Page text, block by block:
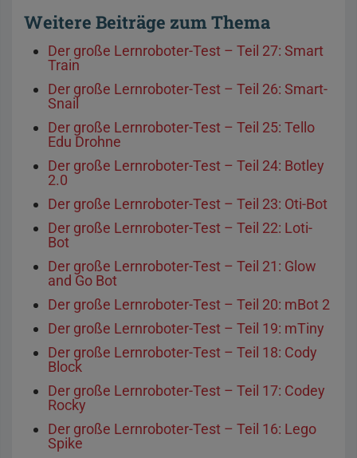
Weitere Beiträge zum Thema
Der große Lernroboter-Test – Teil 27: Smart
Train
Der große Lernroboter-Test – Teil 26: Smart-
Snail
Der große Lernroboter-Test – Teil 25: Tello
Edu Drohne
Der große Lernroboter-Test – Teil 24: Botley
2.0
Der große Lernroboter-Test – Teil 23: Oti-Bot
Der große Lernroboter-Test – Teil 22: Loti-
Bot
Der große Lernroboter-Test – Teil 21: Glow
and Go Bot
Der große Lernroboter-Test – Teil 20: mBot 2
Der große Lernroboter-Test – Teil 19: mTiny
Der große Lernroboter-Test – Teil 18: Cody
Block
Der große Lernroboter-Test – Teil 17: Codey
Rocky
Der große Lernroboter-Test – Teil 16: Lego
Spike